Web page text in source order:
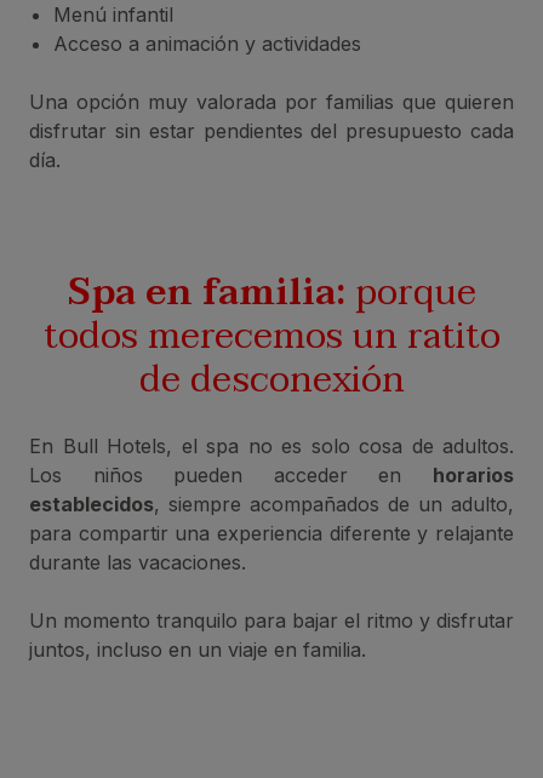
Menú infantil
Acceso a animación y actividades
Una opción muy valorada por familias que quieren
disfrutar sin estar pendientes del presupuesto cada
día.
Spa en familia:porque
todos merecemos un ratito
de desconexión
En Bull Hotels, el spa no es solo cosa de adultos.
Los niños pueden acceder en horarios
establecidos, siempre acompañados de un adulto,
para compartir una experiencia diferente y relajante
durante las vacaciones.
Un momento tranquilo para bajar el ritmo y disfrutar
juntos, incluso en un viaje en familia.